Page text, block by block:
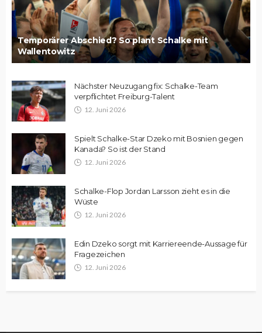
Temporärer Abschied? So plant Schalke mit
Wallentowitz
Nächster Neuzugang fix: Schalke-Team
verpflichtet Freiburg-Talent
12. Juni 2026
Spielt Schalke-Star Dzeko mit Bosnien gegen
Kanada? So ist der Stand
12. Juni 2026
Schalke-Flop Jordan Larsson zieht es in die
Wüste
12. Juni 2026
Edin Dzeko sorgt mit Karriereende-Aussage für
Fragezeichen
12. Juni 2026